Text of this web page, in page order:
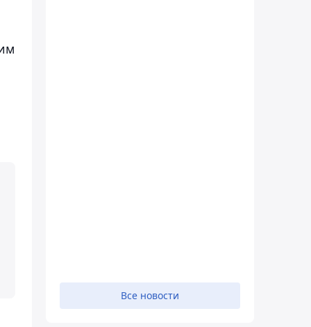
Все новости